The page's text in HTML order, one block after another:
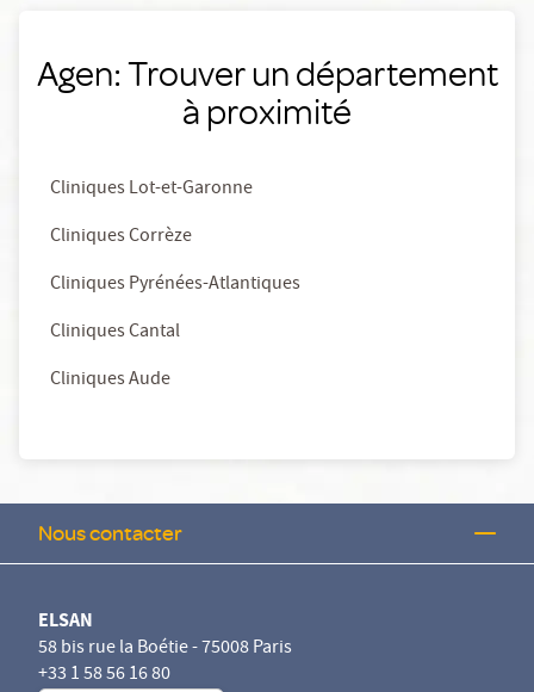
Agen: Trouver un département
à proximité
Cliniques Lot-et-Garonne
Cliniques Corrèze
Cliniques Pyrénées-Atlantiques
Cliniques Cantal
Cliniques Aude
Nous contacter
ELSAN
58 bis rue la Boétie - 75008 Paris
+33 1 58 56 16 80